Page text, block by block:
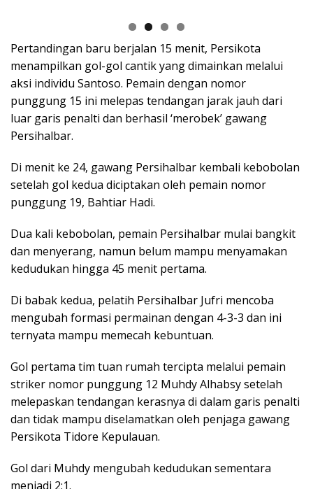
Pertandingan baru berjalan 15 menit, Persikota
menampilkan gol-gol cantik yang dimainkan melalui
aksi individu Santoso. Pemain dengan nomor
punggung 15 ini melepas tendangan jarak jauh dari
luar garis penalti dan berhasil ‘merobek’ gawang
Persihalbar.
Di menit ke 24, gawang Persihalbar kembali kebobolan
setelah gol kedua diciptakan oleh pemain nomor
punggung 19, Bahtiar Hadi.
Dua kali kebobolan, pemain Persihalbar mulai bangkit
dan menyerang, namun belum mampu menyamakan
kedudukan hingga 45 menit pertama.
Di babak kedua, pelatih Persihalbar Jufri mencoba
mengubah formasi permainan dengan 4-3-3 dan ini
ternyata mampu memecah kebuntuan.
Gol pertama tim tuan rumah tercipta melalui pemain
striker nomor punggung 12 Muhdy Alhabsy setelah
melepaskan tendangan kerasnya di dalam garis penalti
dan tidak mampu diselamatkan oleh penjaga gawang
Persikota Tidore Kepulauan.
Gol dari Muhdy mengubah kedudukan sementara
menjadi 2:1.